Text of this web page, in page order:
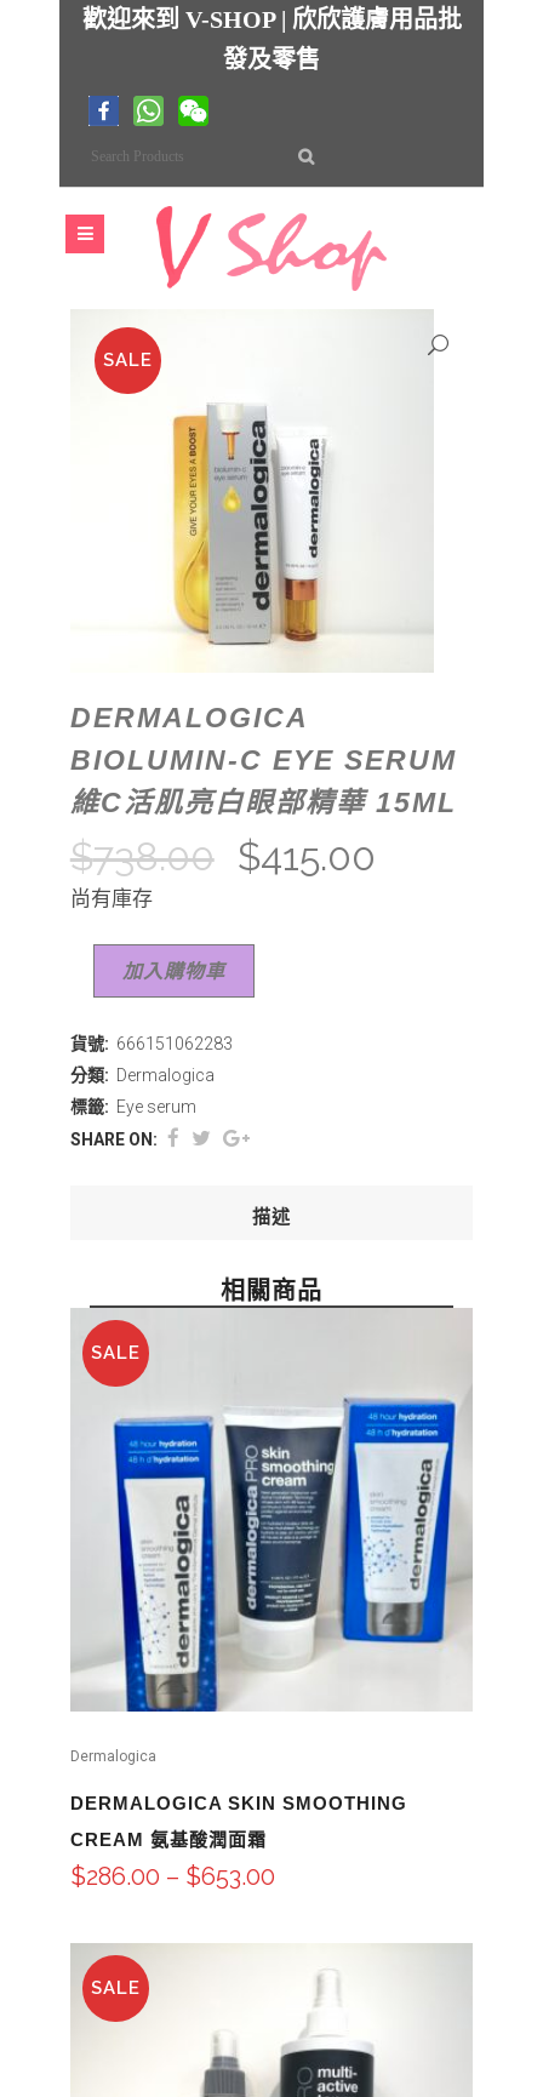
歡迎來到 V-SHOP | 欣欣護膚用品批
發及零售
SALE
DERMALOGICA
BIOLUMIN-C EYE SERUM
維C活肌亮白眼部精華 15ML
$738.00 $415.00
尚有庫存
加入購物車
貨號: 666151062283
分類: Dermalogica
標籤: Eye serum
SHARE ON:
描述
相關商品
SALE
Dermalogica
DERMALOGICA SKIN SMOOTHING
CREAM 氨基酸潤面霜
$286.00 – $653.00
SALE